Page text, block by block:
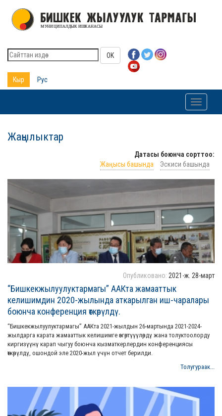
OK
Кыр Рус
Toggle
Жаңылыктар
Датасы боюнча сорттоо:
Жаңысы башында
Эскиси башында
Опубликовано: 2021-ж. 28-март
“Бишкекжылуулуктармагы” ААКта жамааттык
келишимдин 2020-жылында аткарылган иш-чаралары
боюнча конференция өткөрүлдү.
“Бишкекжылуулуктармагы” ААКта 2021-жылдын 26-мартында 2021-2024-
жылдарга карата жамааттык келишимге өзгөртүүүлөрдү жана толуктоолорду
киргизүүнү карап чыгуу боюнча кызматкерлердин конференциясы
өткөрүлдү, ошондой эле 2020-жыл үчүн отчет берилди.
Толугураак...